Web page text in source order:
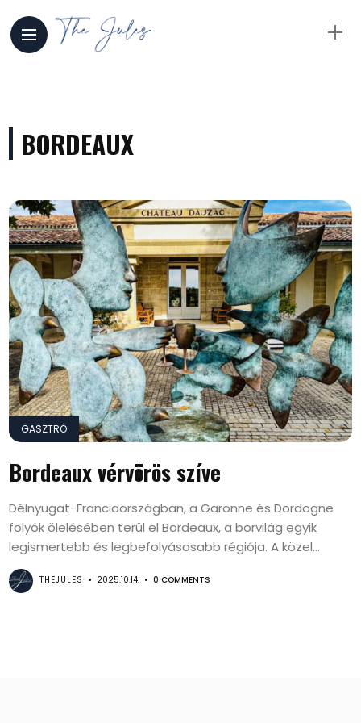
BORDEAUX
GASZTRÓ
Bordeaux vérvörös szíve
Délnyugat-Franciaországban, a Garonne és Dordogne
folyók ölelésében terül el Bordeaux, a borvilág egyik
legismertebb és legbefolyásosabb régiója. A közel...
THEJULES 2025.10.14. 0 COMMENTS